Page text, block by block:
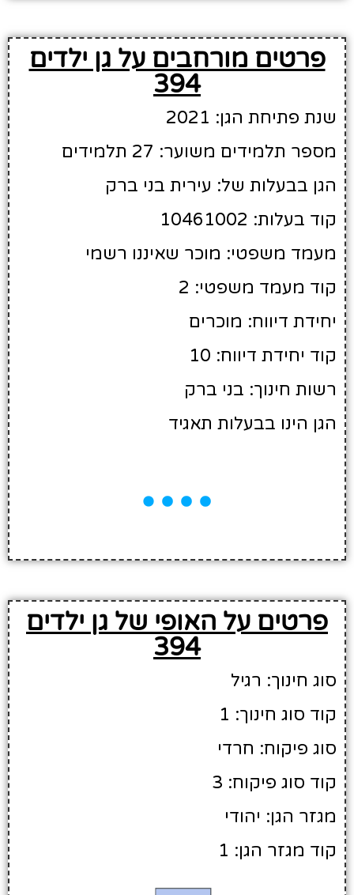
פרטים מורחבים על גן ילדים
394
שנת פתיחת הגן: 2021
מספר תלמידים משוער: 27 תלמידים
הגן בבעלות של: עירית בני ברק
קוד בעלות: 10461002
מעמד משפטי: מוכר שאיננו רשמי
קוד מעמד משפטי: 2
יחידת דיווח: מוכרים
קוד יחידת דיווח: 10
רשות חינוך: בני ברק
הגן הינו בבעלות תאגיד
פרטים על האופי של גן ילדים
394
סוג חינוך: רגיל
קוד סוג חינוך: 1
סוג פיקוח: חרדי
קוד סוג פיקוח: 3
מגזר הגן: יהודי
קוד מגזר הגן: 1